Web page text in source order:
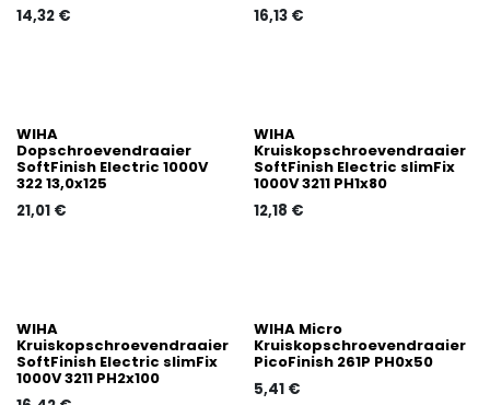
14,32 €
16,13€
WIHA
Dopschroevendraaier
SoftFinish Electric 1000V
322 13,0x125
21,01 €
WIHA
Kruiskopschroevendraaier
SoftFinish Electric slimFix
1000V 3211 PH1x80
12,18 €
WIHA
Kruiskopschroevendraaier
SoftFinish Electric slimFix
1000V 3211 PH2x100
WIHA Micro
Kruiskopschroevendraaier
PicoFinish 261P PH0x50
5,41€